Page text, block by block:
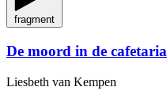
fragment
De moord in de cafetaria
Liesbeth van Kempen